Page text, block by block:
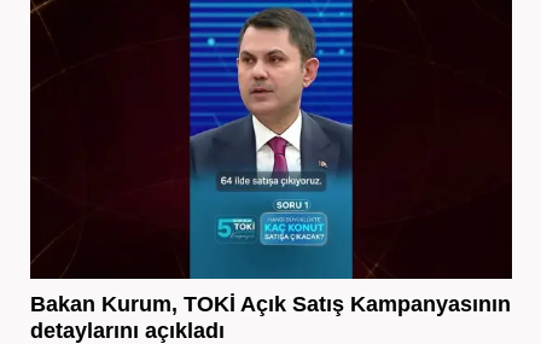
Bakan Kurum, TOKİ Açık Satış Kampanyasının
detaylarını açıkladı